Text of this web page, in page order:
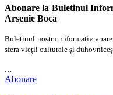
Abonare la Buletinul
Arsenie Boca
Buletinul nostru informativ
sfera vieții culturale și
...
Abonare